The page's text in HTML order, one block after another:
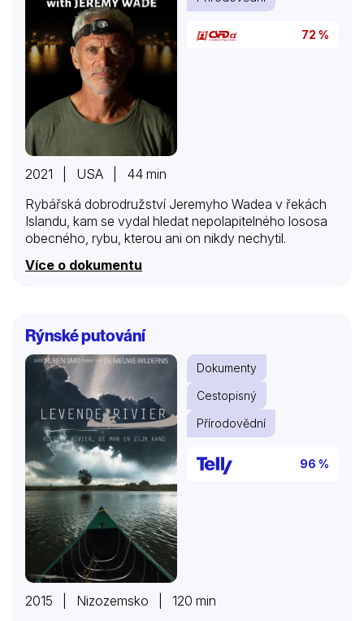
72 %
2021 | USA | 44 min
Rybářská dobrodružství Jeremyho Wadea v řekách
Islandu, kam se vydal hledat nepolapitelného lososa
obecného, rybu, kterou ani on nikdy nechytil.
Více o dokumentu
Rýnské putování
Dokumenty
Cestopisný
Přírodovědní
96 %
2015 | Nizozemsko | 120 min